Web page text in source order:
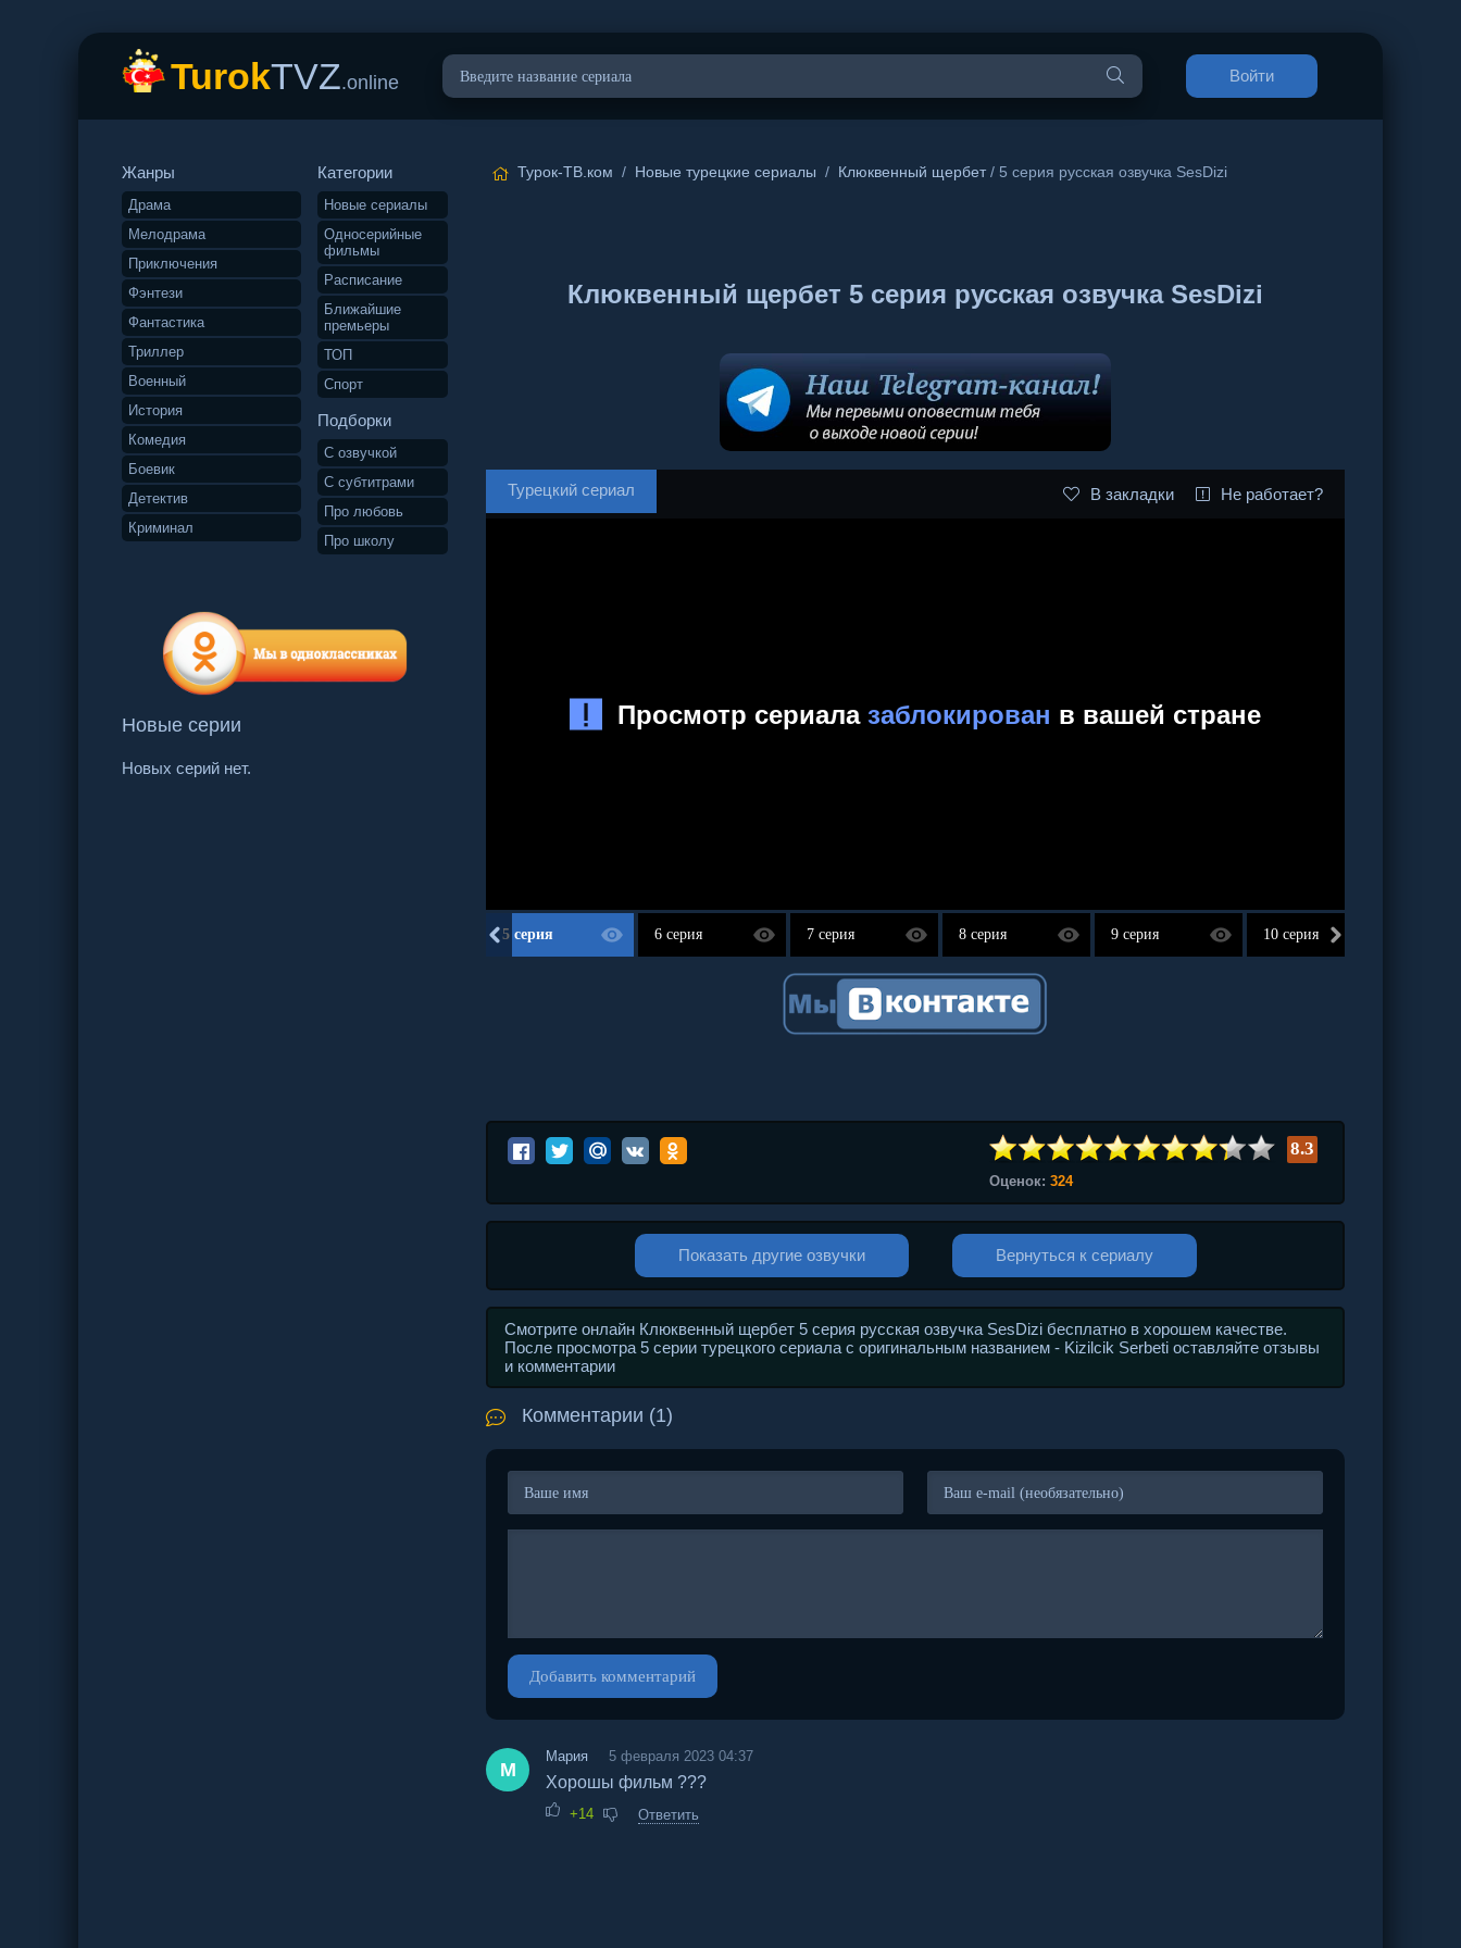
TurokTVZ.online Войти
Жанры
Драма
Мелодрама
Приключения
Фэнтези
Фантастика
Триллер
Военный
История
Комедия
Боевик
Детектив
Криминал
Категории
Новые сериалы
Односерийные
фильмы
Расписание
Ближайшие
премьеры
ТОП
Спорт
Подборки
С озвучкой
С субтитрами
Про любовь
Про школу
Новые серии
Новых серий нет.
Турок-ТВ.ком / Новые турецкие сериалы / Клюквенный щербет/ 5 серия русская озвучка SesDizi
Клюквенный щербет 5 серия русская озвучка SesDizi
Турецкий сериал В закладки Не работает?
5 серия 6 серия 7 серия 8 серия 9 серия 10 серия
8.3
Оценок: 324
Показать другие озвучки Вернуться к сериалу
Смотрите онлайн Клюквенный щербет 5 серия русская озвучка SesDizi бесплатно в хорошем качестве.
После просмотра 5 серии турецкого сериала с оригинальным названием - Kizilcik Serbeti оставляйте отзывы
и комментарии
Комментарии (1)
Добавить комментарий
М
Мария 5 февраля 2023 04:37
Хорошы фильм ???
+14 Ответить